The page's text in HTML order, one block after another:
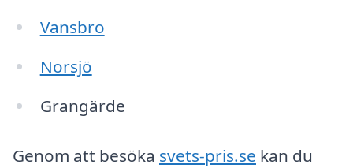
Vansbro
Norsjö
Grangärde
Genom att besöka svets-pris.se kan du